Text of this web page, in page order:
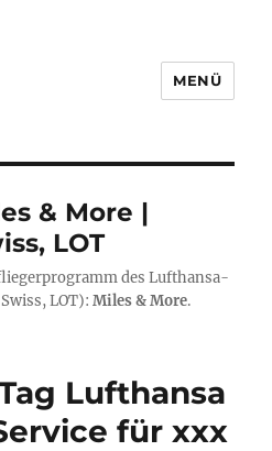
MENÜ
& More |
LOT
des Lufthansa-
LOT):Miles & More.
Lufthansa
für xxx